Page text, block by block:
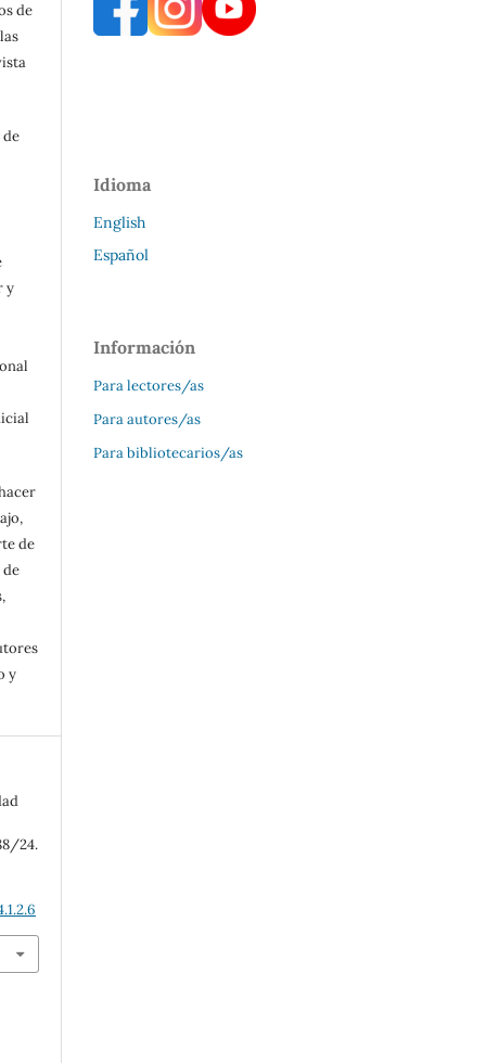
de
de
y
de
y
24.
Idioma
English
Español
Información
Para lectores/as
Para autores/as
Para bibliotecarios/as